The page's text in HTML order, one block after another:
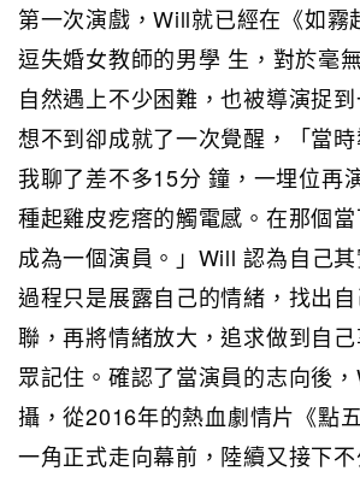
第一次演戲，Will就已經在《如霧
逗失婚女教師的男學 生，對於毫
自然遇上不少困難，也被導演捉到
想不到卻成就了一次覺醒，「當
我聊了差不多15分 鐘，一埋位再
種起雞皮疙瘩的觸電感。在那個
成為一個演員。」Will 認為自己其
過程只是展露自己的情緒，找出
聯，再將情緒放大，追求做到自
眾記住。確認了當演員的志向後
攝，從2016年的熱血劇情片《點
一角正式走向幕前，陸續又接下